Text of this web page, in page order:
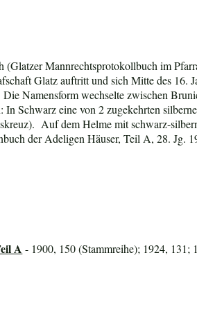
Mannrechtsprotokollbuch im
Glatz auftritt und sich Mitte des 16.
Namensform wechselte zwischen
Schwarz eine von 2 zugekehrten
Auf dem Helme mit schwarz-
der Adeligen Häuser, Teil A, 28. Jg.
A - 1900, 150 (Stammreihe); 1924, 131;